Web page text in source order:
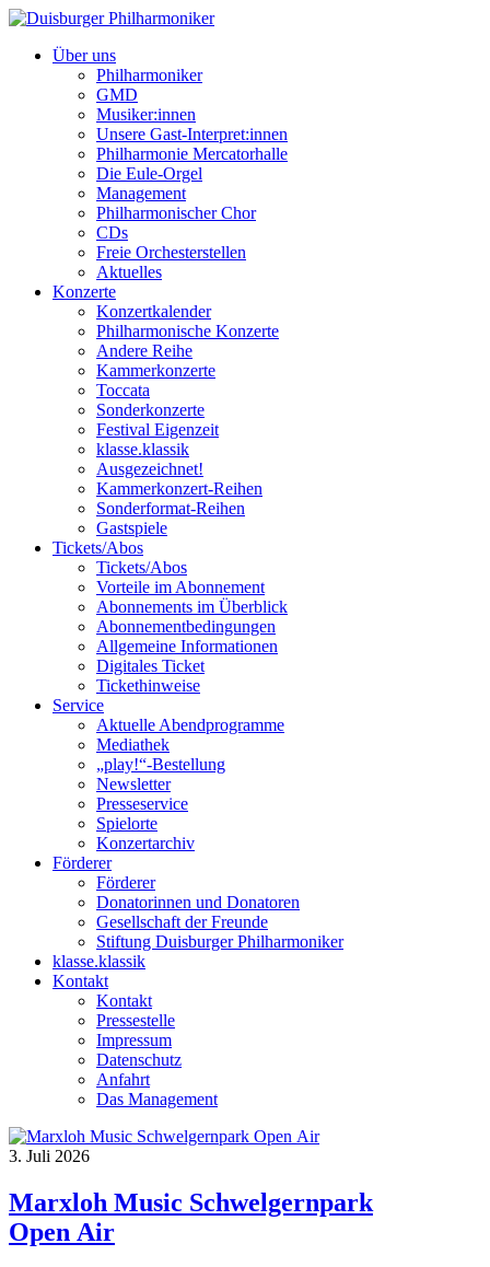
Über uns
Philharmoniker
GMD
Musiker:innen
Unsere Gast-Interpret:innen
Philharmonie Mercatorhalle
Die Eule-Orgel
Management
Philharmonischer Chor
CDs
Freie Orchesterstellen
Aktuelles
Konzerte
Konzertkalender
Philharmonische Konzerte
Andere Reihe
Kammerkonzerte
Toccata
Sonderkonzerte
Festival Eigenzeit
klasse.klassik
Ausgezeichnet!
Kammerkonzert-Reihen
Sonderformat-Reihen
Gastspiele
Tickets/Abos
Tickets/Abos
Vorteile im Abonnement
Abonnements im Überblick
Abonnement­bedingungen
Allgemeine Informationen
Digitales Ticket
Ticket­hinweise
Service
Aktuelle Abendprogramme
Mediathek
„play!“-Bestellung
Newsletter
Presseservice
Spielorte
Konzertarchiv
Förderer
Förderer
Donatorinnen und Donatoren
Gesellschaft der Freunde
Stiftung Duisburger Philharmoniker
klasse.klassik
Kontakt
Kontakt
Pressestelle
Impressum
Datenschutz
Anfahrt
Das Management
3. Juli 2026
Marxloh Music Schwelgernpark
Open Air